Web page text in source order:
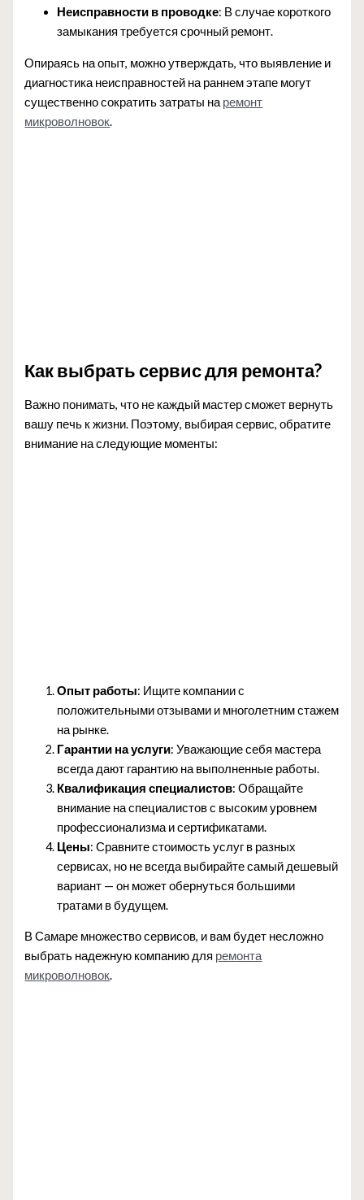
Неисправности в проводке: В случае короткого
замыкания требуется срочный ремонт.
Опираясь на опыт, можно утверждать, что выявление и
диагностика неисправностей на раннем этапе могут
существенно сократить затраты на ремонт
микроволновок.
Как выбрать сервис для ремонта?
Важно понимать, что не каждый мастер сможет вернуть
вашу печь к жизни. Поэтому, выбирая сервис, обратите
внимание на следующие моменты:
Опыт работы: Ищите компании с
положительными отзывами и многолетним стажем
на рынке.
Гарантии на услуги: Уважающие себя мастера
всегда дают гарантию на выполненные работы.
Квалификация специалистов: Обращайте
внимание на специалистов с высоким уровнем
профессионализма и сертификатами.
Цены: Сравните стоимость услуг в разных
сервисах, но не всегда выбирайте самый дешевый
вариант — он может обернуться большими
тратами в будущем.
В Самаре множество сервисов, и вам будет несложно
выбрать надежную компанию для ремонта
микроволновок.